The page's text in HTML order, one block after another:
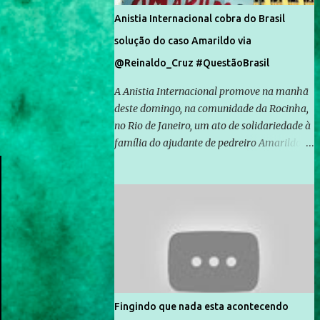
Anistia Internacional cobra do Brasil
solução do caso Amarildo via
@Reinaldo_Cruz #QuestãoBrasil
A Anistia Internacional promove na manhã
deste domingo, na comunidade da Rocinha,
no Rio de Janeiro, um ato de solidariedade à
família do ajudante de pedreiro Amarildo de
Rocinha. A assessora de Direitos Humanos
da Anistia Internacional, Renata Neder, disse
à Agência Brasil que ações e atividades de
mobilização são feitas normalmente pela
organização não governamental. As ações
de solidariedade são promovidas em apoio
Fingindo que nada esta acontecendo